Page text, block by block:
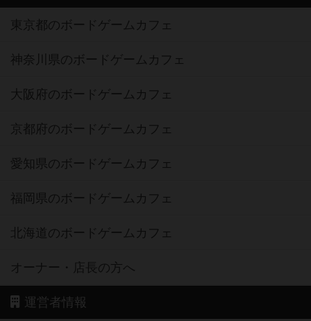
東京都のボードゲームカフェ
神奈川県のボードゲームカフェ
大阪府のボードゲームカフェ
京都府のボードゲームカフェ
愛知県のボードゲームカフェ
福岡県のボードゲームカフェ
北海道のボードゲームカフェ
オーナー・店長の方へ
運営者情報